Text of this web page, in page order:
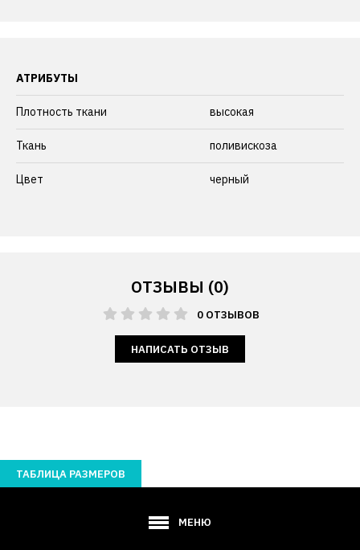
АТРИБУТЫ
Плотность ткани высокая
Ткань поливискоза
Цвет черный
ОТЗЫВЫ (0)
0 ОТЗЫВОВ
НАПИСАТЬ ОТЗЫВ
ТАБЛИЦА РАЗМЕРОВ
МЕНЮ